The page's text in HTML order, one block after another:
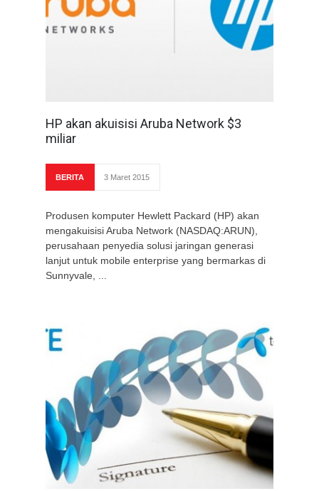
HP akan akuisisi Aruba Network $3
miliar
BERITA 3 Maret 2015
Produsen komputer Hewlett Packard (HP) akan
mengakuisisi Aruba Network (NASDAQ:ARUN),
perusahaan penyedia solusi jaringan generasi
lanjut untuk mobile enterprise yang bermarkas di
Sunnyvale, ...